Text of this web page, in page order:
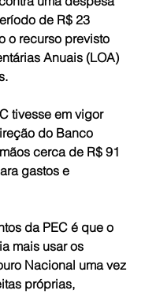
de R$ 23
o recurso previsto
Anuais (LOA)
tivesse em vigor
do Banco
cerca de R$ 91
gastos e
da PEC é que o
mais usar os
Nacional uma vez
próprias,